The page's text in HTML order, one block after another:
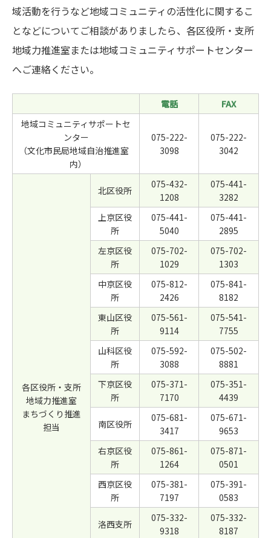
域活動を行うなど地域コミュニティの活性化に関するこ
となどについてご相談がありましたら、各区役所・支所
地域力推進室または地域コミュニティサポートセンター
へご連絡ください。
電話
FAX
地域コミュニティサポートセ
ンター
（文化市民局地域自治推進室
内）
075-222-
3098
075-222-
3042
各区役所・支所
地域力推進室
まちづくり推進
担当
北区役所
075-432-
1208
075-441-
3282
上京区役
所
075-441-
5040
075-441-
2895
左京区役
所
075-702-
1029
075-702-
1303
中京区役
所
075-812-
2426
075-841-
8182
東山区役
所
075-561-
9114
075-541-
7755
山科区役
所
075-592-
3088
075-502-
8881
下京区役
所
075-371-
7170
075-351-
4439
南区役所
075-681-
3417
075-671-
9653
右京区役
所
075-861-
1264
075-871-
0501
西京区役
所
075-381-
7197
075-391-
0583
洛西支所
075-332-
9318
075-332-
8187